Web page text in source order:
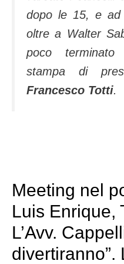
dopo le 15, e ad
oltre a Walter
poco
stampa di
Francesco Totti.
Meeting nel
Luis Enrique,
L’Avv.
divertiranno”.